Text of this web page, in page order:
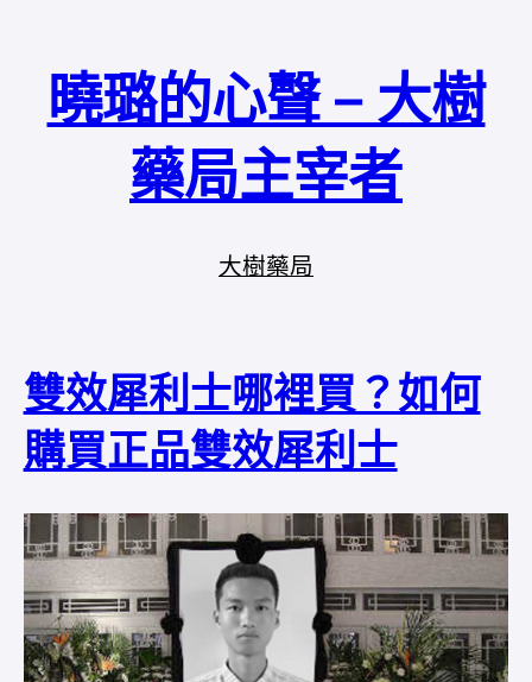
曉璐的心聲 – 大樹
藥局主宰者
大樹藥局
雙效犀利士哪裡買？如何
購買正品雙效犀利士